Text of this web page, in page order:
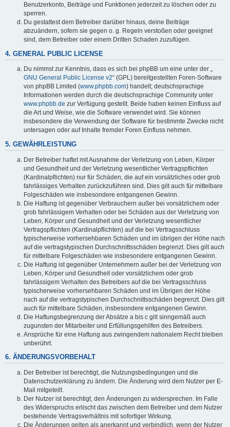
Benutzerkonto, Beiträge und Funktionen jederzeit zu löschen oder zu
sperren.
Du gestattest dem Betreiber darüber hinaus, deine Beiträge
abzuändern, sofern sie gegen o. g. Regeln verstoßen oder geeignet
sind, dem Betreiber oder einem Dritten Schaden zuzufügen.
4. GENERAL PUBLIC LICENSE
Du nimmst zur Kenntnis, dass es sich bei phpBB um eine unter der „
GNU General Public License v2“ (GPL) bereitgestellten Foren-Software
von phpBB Limited (www.phpbb.com) handelt; deutschsprachige
Informationen werden durch die deutschsprachige Community unter
www.phpbb.de zur Verfügung gestellt. Beide haben keinen Einfluss auf
die Art und Weise, wie die Software verwendet wird. Sie können
insbesondere die Verwendung der Software für bestimmte Zwecke nicht
untersagen oder auf Inhalte fremder Foren Einfluss nehmen.
5. GEWÄHRLEISTUNG
Der Betreiber haftet mit Ausnahme der Verletzung von Leben, Körper
und Gesundheit und der Verletzung wesentlicher Vertragspflichten
(Kardinalpflichten) nur für Schäden, die auf ein vorsätzliches oder grob
fahrlässiges Verhalten zurückzuführen sind. Dies gilt auch für mittelbare
Folgeschäden wie insbesondere entgangenen Gewinn.
Die Haftung ist gegenüber Verbrauchern außer bei vorsätzlichem oder
grob fahrlässigem Verhalten oder bei Schäden aus der Verletzung von
Leben, Körper und Gesundheit und der Verletzung wesentlicher
Vertragspflichten (Kardinalpflichten) auf die bei Vertragsschluss
typischerweise vorhersehbaren Schäden und im übrigen der Höhe nach
auf die vertragstypischen Durchschnittsschäden begrenzt. Dies gilt auch
für mittelbare Folgeschäden wie insbesondere entgangenen Gewinn.
Die Haftung ist gegenüber Unternehmern außer bei der Verletzung von
Leben, Körper und Gesundheit oder vorsätzlichem oder grob
fahrlässigem Verhalten des Betreibers auf die bei Vertragsschluss
typischerweise vorhersehbaren Schäden und im Übrigen der Höhe
nach auf die vertragstypischen Durchschnittsschäden begrenzt. Dies gilt
auch für mittelbare Schäden, insbesondere entgangenen Gewinn.
Die Haftungsbegrenzung der Absätze a bis c gilt sinngemäß auch
zugunsten der Mitarbeiter und Erfüllungsgehilfen des Betreibers.
Ansprüche für eine Haftung aus zwingendem nationalem Recht bleiben
unberührt.
6. ÄNDERUNGSVORBEHALT
Der Betreiber ist berechtigt, die Nutzungsbedingungen und die
Datenschutzerklärung zu ändern. Die Änderung wird dem Nutzer per E-
Mail mitgeteilt.
Der Nutzer ist berechtigt, den Änderungen zu widersprechen. Im Falle
des Widerspruchs erlischt das zwischen dem Betreiber und dem Nutzer
bestehende Vertragsverhältnis mit sofortiger Wirkung.
Die Änderungen gelten als anerkannt und verbindlich, wenn der Nutzer